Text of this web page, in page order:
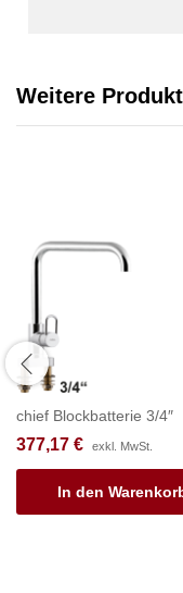
Weitere
chief Blockbatterie 3/4″
377,17 € exkl. MwSt.
In den